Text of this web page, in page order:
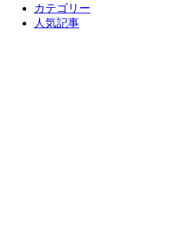
カテゴリー
人気記事